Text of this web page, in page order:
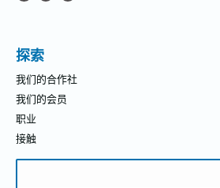
探索
我们的合作社
我们的会员
职业
接触